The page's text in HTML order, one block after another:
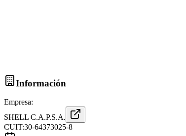
Información
Empresa:
SHELL C.A.P.S.A.
CUIT:30-64373025-8